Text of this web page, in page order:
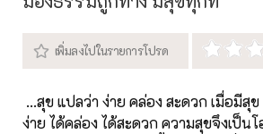
...สุข แปลว่า ง่าย คล่อง สะดวก เมื่อมีสุ
ง่าย ได้คล่อง ได้สะดวก ความสุขจึงเป็น